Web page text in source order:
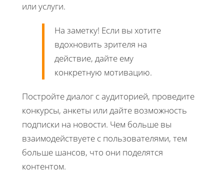
или услуги.
На заметку! Если вы хотите
вдохновить зрителя на
действие, дайте ему
конкретную мотивацию.
Постройте диалог с аудиторией, проведите
конкурсы, анкеты или дайте возможность
подписки на новости. Чем больше вы
взаимодействуете с пользователями, тем
больше шансов, что они поделятся
контентом.